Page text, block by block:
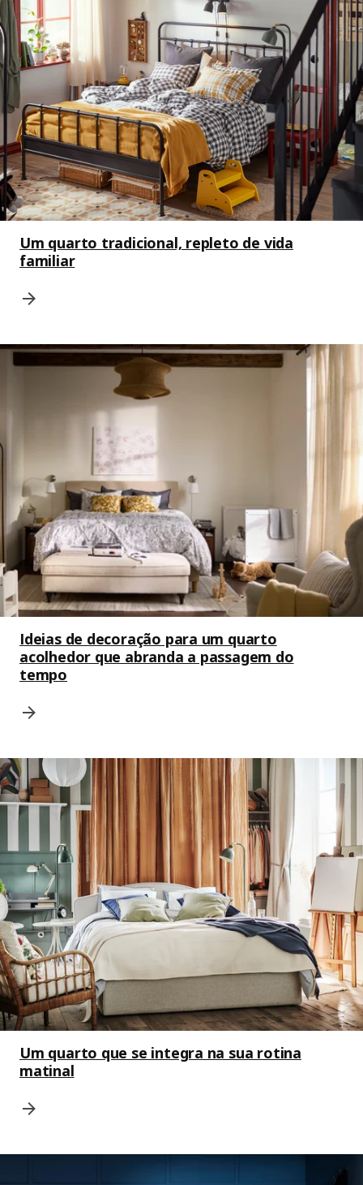
Um quarto tradicional, repleto de vida
familiar
Ideias de decoração para um quarto
acolhedor que abranda a passagem do
tempo
Um quarto que se integra na sua rotina
matinal